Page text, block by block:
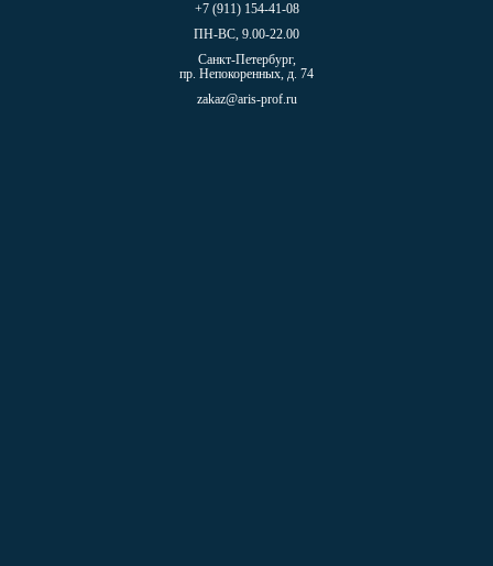
+7 (911) 154-41-08
ПН-ВС, 9.00-22.00
Санкт-Петербург,
пр. Непокоренных, д. 74
zakaz@aris-prof.ru